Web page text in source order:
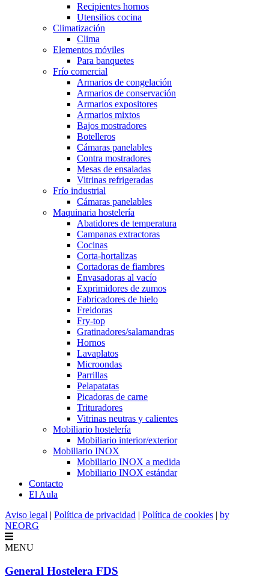
Recipientes hornos
Utensilios cocina
Climatización
Clima
Elementos móviles
Para banquetes
Frío comercial
Armarios de congelación
Armarios de conservación
Armarios expositores
Armarios mixtos
Bajos mostradores
Botelleros
Cámaras panelables
Contra mostradores
Mesas de ensaladas
Vitrinas refrigeradas
Frío industrial
Cámaras panelables
Maquinaria hostelería
Abatidores de temperatura
Campanas extractoras
Cocinas
Corta-hortalizas
Cortadoras de fiambres
Envasadoras al vacío
Exprimidores de zumos
Fabricadores de hielo
Freidoras
Fry-top
Gratinadores/salamandras
Hornos
Lavaplatos
Microondas
Parrillas
Pelapatatas
Picadoras de carne
Trituradores
Vitrinas neutras y calientes
Mobiliario hostelería
Mobiliario interior/exterior
Mobiliario INOX
Mobiliario INOX a medida
Mobiliario INOX estándar
Contacto
El Aula
Aviso legal | Política de privacidad | Política de cookies | by
NEORG
MENU
General Hostelera FDS